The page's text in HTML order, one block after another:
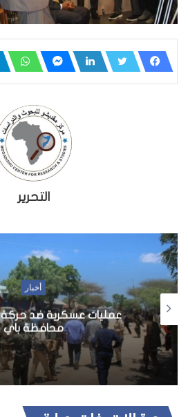
التحرير
أخبار
حديث المجالس 4